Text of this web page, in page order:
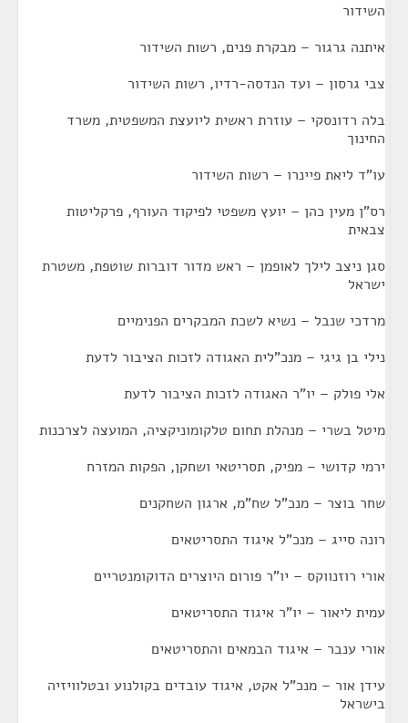
השידור
איתנה גרגור – מבקרת פנים, רשות השידור
צבי גרסון – ועד הנדסה-רדיו, רשות השידור
בלה רדונסקי – עוזרת ראשית ליועצת המשפטית, משרד
החינוך
עו"ד ליאת פיינרו – רשות השידור
רס"ן מעין כהן – יועץ משפטי לפיקוד העורף, פרקליטות
צבאית
סגן ניצב לילך לאופמן – ראש מדור דוברות שוטפת, משטרת
ישראל
מרדכי שנבל – נשיא לשכת המבקרים הפנימיים
נילי בן גיגי – מנכ"לית האגודה לזכות הציבור לדעת
אלי פולק – יו"ר האגודה לזכות הציבור לדעת
מיטל בשרי – מנהלת תחום טלקומוניקציה, המועצה לצרכנות
ירמי קדושי – מפיק, תסריטאי ושחקן, הפקות המזרח
שחר בוצר – מנכ"ל שח"מ, ארגון השחקנים
רונה סייג – מנכ"ל איגוד התסריטאים
אורי רוזנווקס – יו"ר פורום היוצרים הדוקומנטריים
עמית ליאור – יו"ר איגוד התסריטאים
אורי ענבר – איגוד הבמאים והתסריטאים
עידן אור – מנכ"ל אקט, איגוד עובדים בקולנוע ובטלוויזיה
בישראל